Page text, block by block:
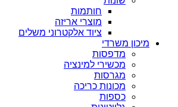
חותמות
מוצרי אריזה
ציוד אלקטרוני משלים
מיכון משרדי
מדפסות
מכשירי למינציה
מגרסות
מכונות כריכה
כספות